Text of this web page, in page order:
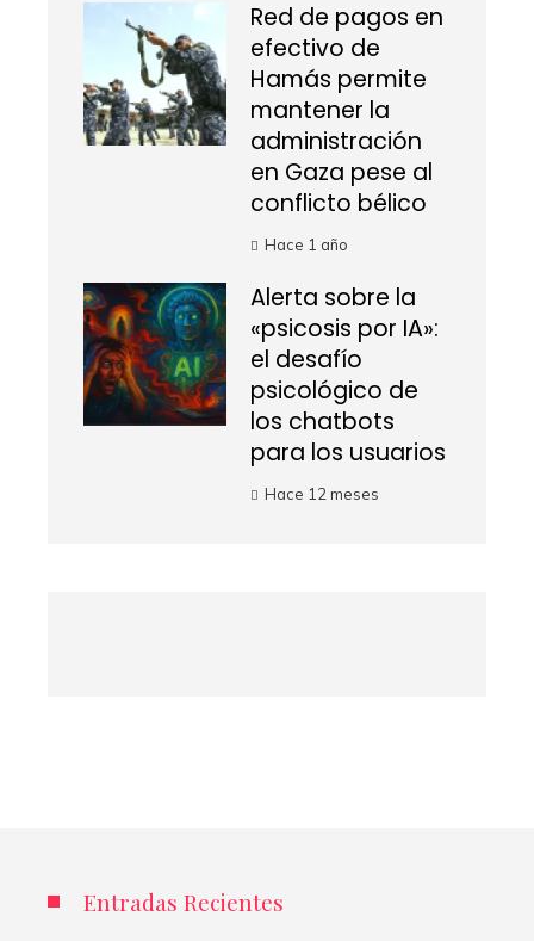
Red de pagos en
efectivo de
Hamás permite
mantener la
administración
en Gaza pese al
conflicto bélico
Hace 1 año
Alerta sobre la
«psicosis por IA»:
el desafío
psicológico de
los chatbots
para los usuarios
Hace 12 meses
Entradas Recientes